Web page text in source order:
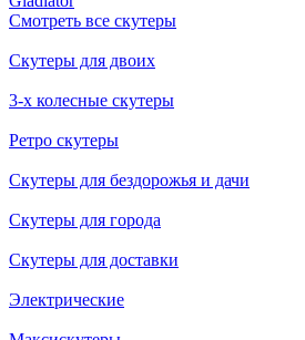
Смотреть все скутеры
Скутеры для двоих
3-х колесные скутеры
Ретро скутеры
Скутеры для бездорожья и дачи
Скутеры для города
Скутеры для доставки
Электрические